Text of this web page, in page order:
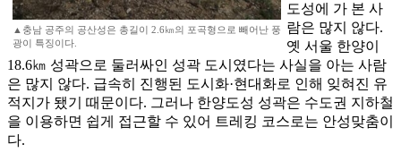
▲충남 공주의 공산성은 총길이 2.6㎞의 포곡형으로 빼어난 풍
광이 특징이다.
도성에 가 본 사
람은 많지 않다.
옛 서울 한양이
18.6㎞ 성곽으로 둘러싸인 성곽 도시였다는 사실을 아는 사람
은 많지 않다. 급속히 진행된 도시화·현대화로 인해 잊혀진 유
적지가 됐기 때문이다. 그러나 한양도성 성곽은 수도권 지하철
을 이용하면 쉽게 접근할 수 있어 트레킹 코스로는 안성맞춤이
다.